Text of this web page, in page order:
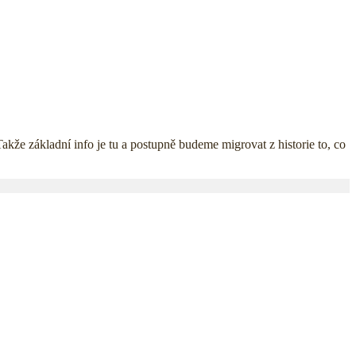
základní info je tu a postupně budeme migrovat z historie to, co